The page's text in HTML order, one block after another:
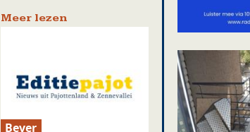
Meer lezen
Bever